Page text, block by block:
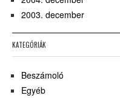
2003. december
KATEGÓRIÁK
Beszámoló
Egyéb